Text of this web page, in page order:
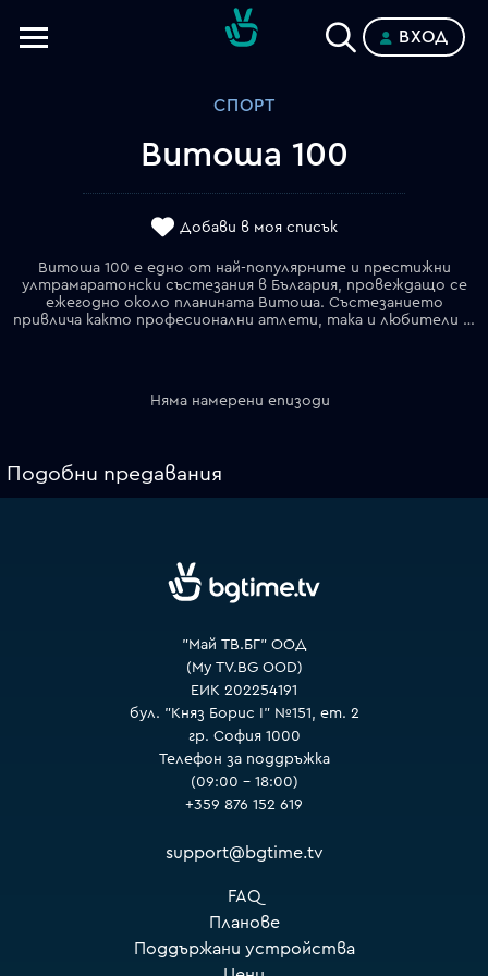
ВХОД
СПОРТ
Витоша 100
Добави в моя списък
Витоша 100 е едно от най-популярните и престижни
ултрамаратонски състезания в България, провеждащо се
ежегодно около планината Витоша. Състезанието
привлича както професионални атлети, така и любители на бягането и колоезденето, които изпитват своята издръжливост, воля и дух сред красивата природа на Витоша.
Няма намерени епизоди
Подобни предавания
"Май ТВ.БГ" ООД
(My TV.BG OOD)
ЕИК 202254191
бул. "Княз Борис I" №151, ет. 2
гр. София 1000
Телефон за поддръжка
(09:00 – 18:00)
+359 876 152 619
support@bgtime.tv
FAQ
Планове
Поддържани устройства